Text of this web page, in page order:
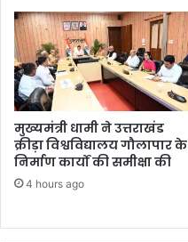
मुख्यमंत्री धामी ने उत्तराखंड
क्रीड़ा विश्वविद्यालय गौलापार के
निर्माण कार्यों की समीक्षा की
4 hours ago